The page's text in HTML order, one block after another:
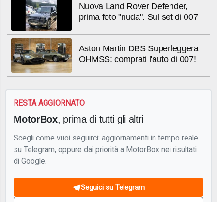
Nuova Land Rover Defender,
prima foto "nuda". Sul set di 007
Aston Martin DBS Superleggera
OHMSS: comprati l'auto di 007!
RESTA AGGIORNATO
MotorBox, prima di tutti gli altri
Scegli come vuoi seguirci: aggiornamenti in tempo reale
su Telegram, oppure dai priorità a MotorBox nei risultati
di Google.
Seguici su Telegram